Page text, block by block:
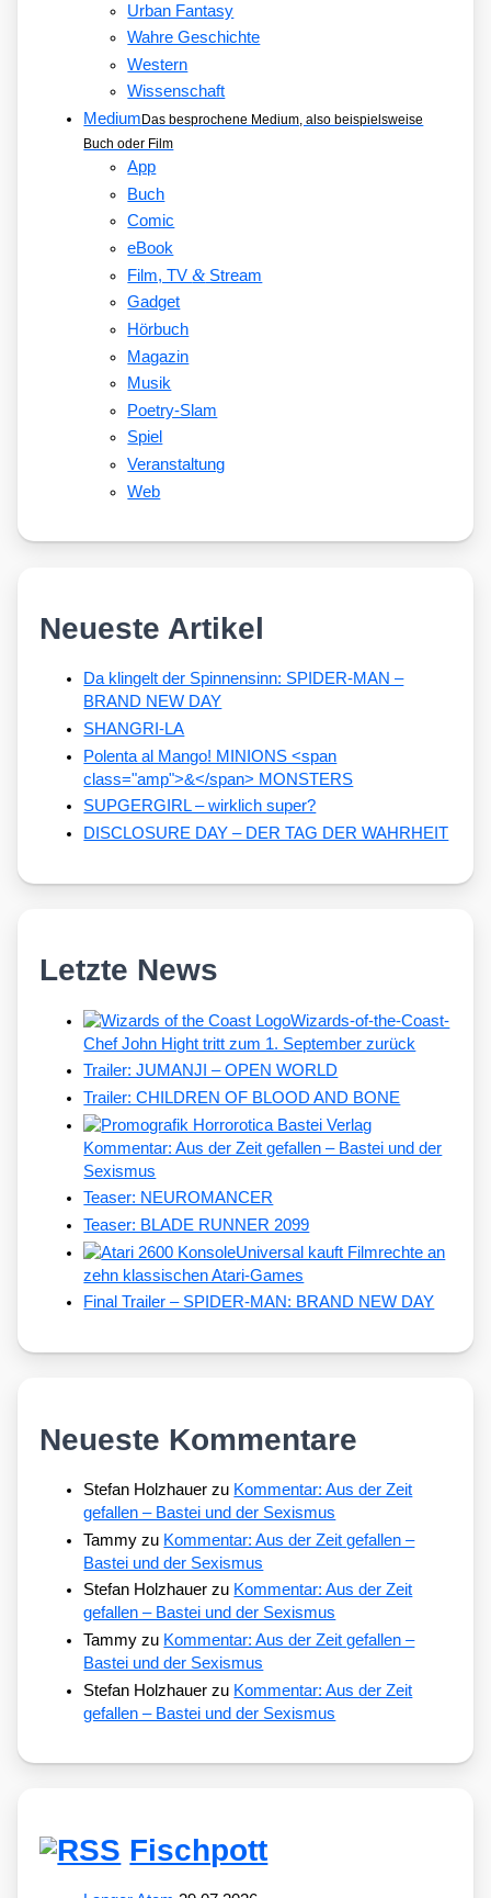
Urban Fantasy
Wahre Geschichte
Western
Wissenschaft
Medium Das besprochene Medium, also beispielsweise
Buch oder Film
App
Buch
Comic
eBook
Film, TV&Stream
Gadget
Hörbuch
Magazin
Musik
Poetry-Slam
Spiel
Veranstaltung
Web
Neueste Artikel
Da klingelt der Spinnensinn: SPIDER-MAN –
BRAND NEW DAY
SHANGRI-LA
Polenta al Mango! MINIONS <span
class="amp">&</span> MONSTERS
SUPGERGIRL – wirklich super?
DISCLOSURE DAY – DER TAG DER WAHRHEIT
Letzte News
Wizards-of-the-Coast-
Chef John Hight tritt zum 1. September zurück
Trailer: JUMANJI – OPEN WORLD
Trailer: CHILDREN OF BLOOD AND BONE
Kommentar: Aus der Zeit gefallen – Bastei und der
Sexismus
Teaser: NEUROMANCER
Teaser: BLADE RUNNER 2099
Universal kauft Filmrechte an
zehn klassischen Atari-Games
Final Trailer – SPIDER-MAN: BRAND NEW DAY
Neueste Kommentare
Stefan Holzhauer zu Kommentar: Aus der Zeit
gefallen – Bastei und der Sexismus
Tammy zu Kommentar: Aus der Zeit gefallen –
Bastei und der Sexismus
Stefan Holzhauer zu Kommentar: Aus der Zeit
gefallen – Bastei und der Sexismus
Tammy zu Kommentar: Aus der Zeit gefallen –
Bastei und der Sexismus
Stefan Holzhauer zu Kommentar: Aus der Zeit
gefallen – Bastei und der Sexismus
Fischpott